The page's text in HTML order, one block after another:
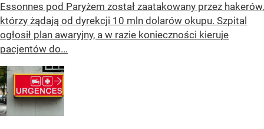
Essonnes pod Paryżem został zaatakowany przez hakerów,
którzy żądają od dyrekcji 10 mln dolarów okupu. Szpital
ogłosił plan awaryjny, a w razie konieczności kieruje
pacjentów do...